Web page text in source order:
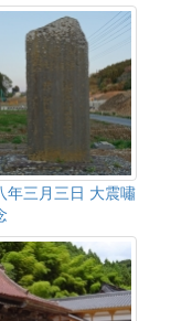
年三月三日 大震嘯